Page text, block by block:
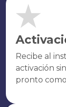
Recibe al
activación
pronto